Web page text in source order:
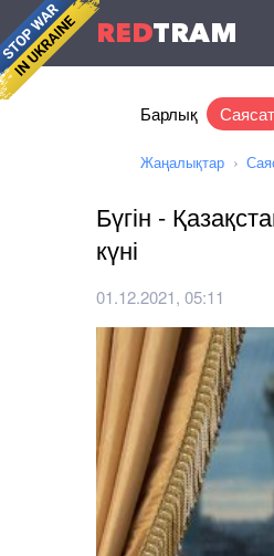
REDTRAM
Барлық Саясат
Жаңалықтар
Бүгін -
күні
01.12.2021, 05:11